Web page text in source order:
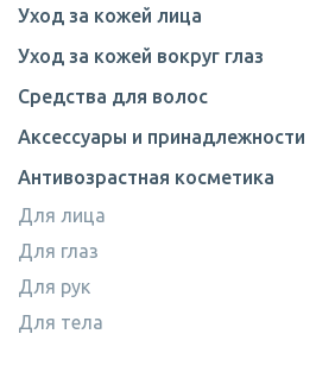
Уход за кожей лица
Уход за кожей вокруг глаз
Средства для волос
Аксессуары и принадлежности
Антивозрастная косметика
Для лица
Для глаз
Для рук
Для тела